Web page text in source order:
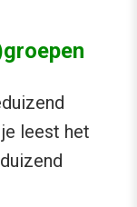
leest het